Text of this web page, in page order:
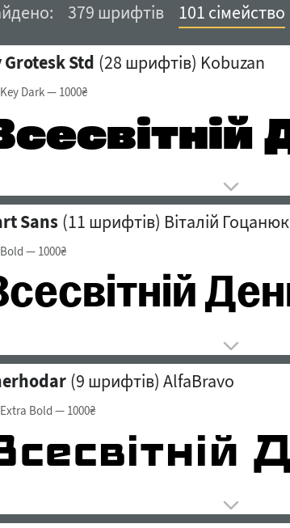
379 шрифтів 101 сімейство
Grotesk Std (28 шрифтів) Kobuzan
Key Dark— 1000₴
Sans (11 шрифтів) Віталій Гоцанюк
Bold — 1000₴
(9 шрифтів) AlfaBravo
Extra Bold — 1000₴